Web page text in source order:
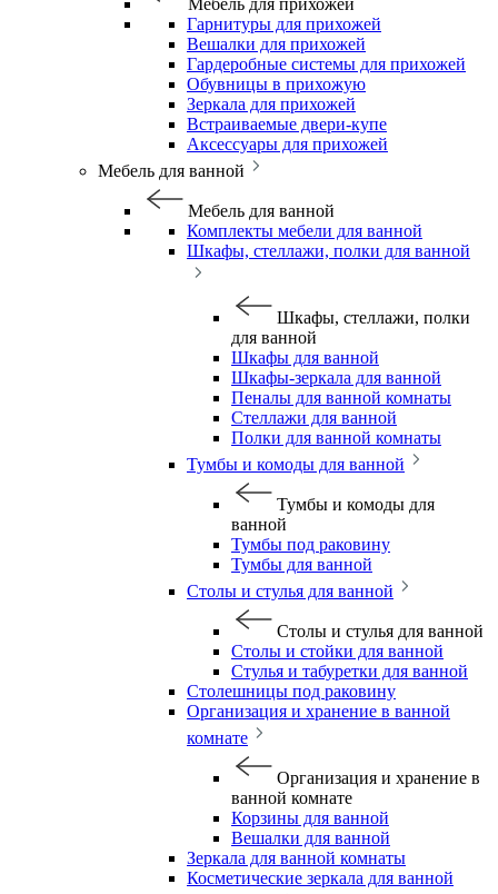
Мебель для прихожей
Гарнитуры для прихожей
Вешалки для прихожей
Гардеробные системы для прихожей
Обувницы в прихожую
Зеркала для прихожей
Встраиваемые двери-купе
Аксессуары для прихожей
Мебель для ванной
Мебель для ванной
Комплекты мебели для ванной
Шкафы, стеллажи, полки для ванной
Шкафы, стеллажи, полки
для ванной
Шкафы для ванной
Шкафы-зеркала для ванной
Пеналы для ванной комнаты
Стеллажи для ванной
Полки для ванной комнаты
Тумбы и комоды для ванной
Тумбы и комоды для
ванной
Тумбы под раковину
Тумбы для ванной
Столы и стулья для ванной
Столы и стулья для ванной
Столы и стойки для ванной
Стулья и табуретки для ванной
Столешницы под раковину
Организация и хранение в ванной
комнате
Организация и хранение в
ванной комнате
Корзины для ванной
Вешалки для ванной
Зеркала для ванной комнаты
Косметические зеркала для ванной